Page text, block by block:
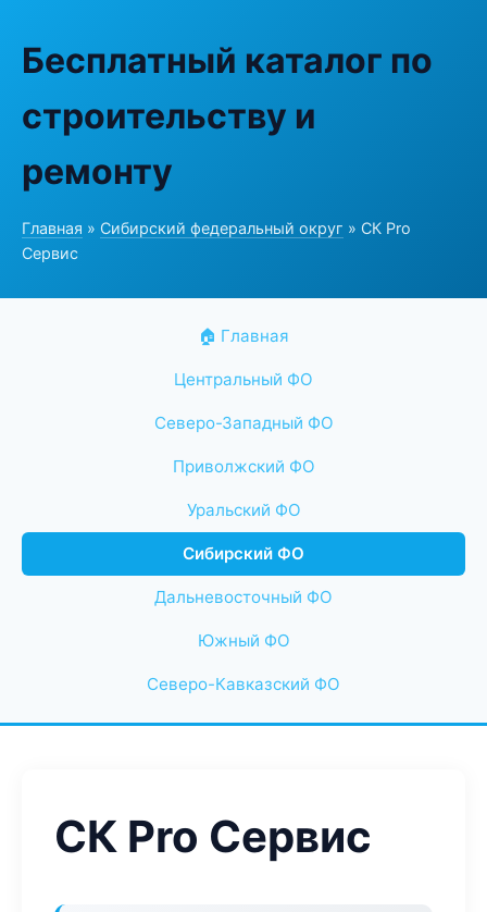
Бесплатный каталог по
строительству и
ремонту
Главная » Сибирский федеральный округ » СК Pro
Сервис
🏠 Главная
Центральный ФО
Северо-Западный ФО
Приволжский ФО
Уральский ФО
Сибирский ФО
Дальневосточный ФО
Южный ФО
Северо-Кавказский ФО
СК Pro Сервис